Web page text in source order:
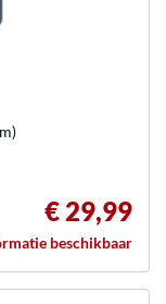
€ 29,99
beschikbaar